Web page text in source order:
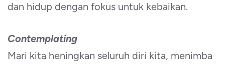
dan hidup dengan fokus untuk kebaikan.
Contemplating
Mari kita heningkan seluruh diri kita, menimba